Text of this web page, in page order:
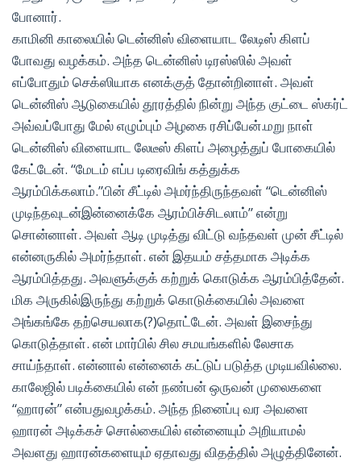
போனார்.
காமினி காலையில் டென்னிஸ் விளையாட லேடிஸ் கிளப்
போவது வழக்கம். அந்த டென்னிஸ் டிரஸ்ஸில் அவள்
எப்போதும் செக்ஸியாக எனக்குத் தோன்றினாள். அவள்
டென்னிஸ் ஆடுகையில் தூரத்தில் நின்று அந்த குட்டை ஸ்கர்ட்
அவ்வப்போது மேல் எழும்பும் அழகை ரசிப்பேன்.மறு நாள்
டென்னிஸ் விளையாட லேடீஸ் கிளப் அழைத்துப் போகையில்
கேட்டேன். “மேடம் எப்ப டிரைவிங் கத்துக்க
ஆரம்பிக்கலாம்.”பின் சீட்டில் அமர்ந்திருந்தவள் “டென்னிஸ்
முடிந்தவுடன்இன்னைக்கே ஆரம்பிச்சிடலாம்” என்று
சொன்னாள். அவள் ஆடி முடித்து விட்டு வந்தவள் முன் சீட்டில்
என்னருகில் அமர்ந்தாள். என் இதயம் சத்தமாக அடிக்க
ஆரம்பித்தது. அவளுக்குக் கற்றுக் கொடுக்க ஆரம்பித்தேன்.
மிக அருகில்இருந்து கற்றுக் கொடுக்கையில் அவளை
அங்கங்கே தற்செயலாக(?)தொட்டேன். அவள் இசைந்து
கொடுத்தாள். என் மார்பில் சில சமயங்களில் லேசாக
சாய்ந்தாள். என்னால் என்னைக் கட்டுப் படுத்த முடியவில்லை.
காலேஜில் படிக்கையில் என் நண்பன் ஒருவன் முலைகளை
“ஹாரன்” என்பதுவழக்கம். அந்த நினைப்பு வர அவளை
ஹாரன் அடிக்கச் சொல்கையில் என்னையும் அறியாமல்
அவளது ஹாரன்களையும் ஏதாவது விதத்தில் அழுத்தினேன்.